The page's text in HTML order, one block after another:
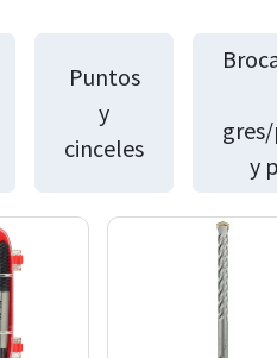
Puntos
y
cinceles
y